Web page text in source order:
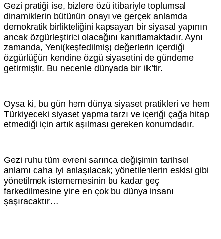
Gezi pratiği ise, bizlere özü itibariyle toplumsal
dinamiklerin bütünün onayı ve gerçek anlamda
demokratik birlikteliğini kapsayan bir siyasal yapının
ancak özgürleştirici olacağını kanıtlamaktadır. Aynı
zamanda, Yeni(keşfedilmiş) değerlerin içerdiği
özgürlüğün kendine özgü siyasetini de gündeme
getirmiştir. Bu nedenle dünyada bir ilk’tir.
Oysa ki, bu gün hem dünya siyaset pratikleri ve hem
Türkiyedeki siyaset yapma tarzı ve içeriği çağa hitap
etmediği için artık aşılması gereken konumdadır.
Gezi ruhu tüm evreni sarınca değişimin tarihsel
anlamı daha iyi anlaşılacak; yönetilenlerin eskisi gibi
yönetilmek istememesinin bu kadar geç
farkedilmesine yine en çok bu dünya insanı
şaşıracaktır…